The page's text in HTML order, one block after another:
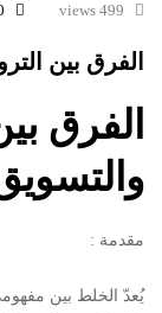
499 views
0
الفرق بين
الفرق
مقدمة :
يُعدّ الخلط بين